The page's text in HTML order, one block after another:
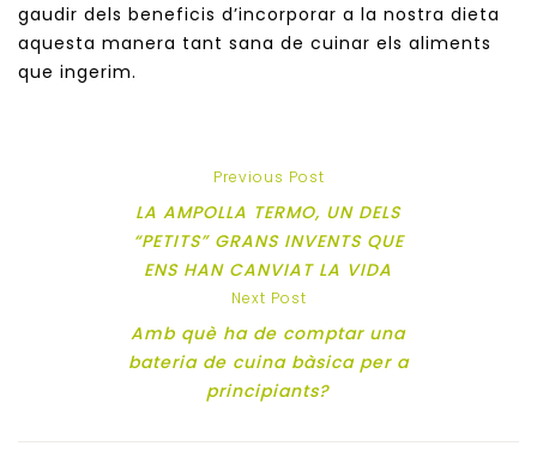
gaudir dels beneficis d’incorporar a la nostra dieta
aquesta manera tant sana de cuinar els aliments
que ingerim.
Previous Post
LA AMPOLLA TERMO, UN DELS
“PETITS” GRANS INVENTS QUE
ENS HAN CANVIAT LA VIDA
Next Post
Amb què ha de comptar una
bateria de cuina bàsica per a
principiants?